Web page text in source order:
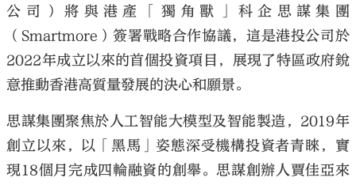
公司）將與港產「獨角獸」科企思謀集團
（Smartmore）簽署戰略合作協議，這是港投公司於
2022年成立以來的首個投資項目，展現了特區政府銳
意推動香港高質量發展的決心和願景。
思謀集團聚焦於人工智能大模型及智能製造，2019年
創立以來，以「黑馬」姿態深受機構投資者青睞，實
現18個月完成四輪融資的創舉。思謀創辦人賈佳亞來